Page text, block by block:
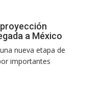
a México
nueva etapa de
importantes